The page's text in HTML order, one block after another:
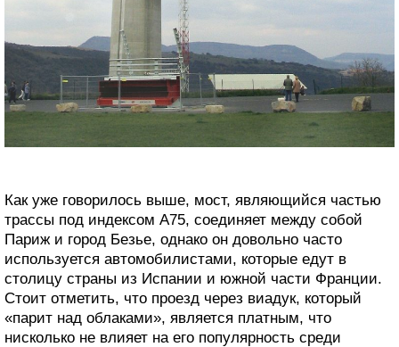
Как уже говорилось выше, мост, являющийся частью
трассы под индексом А75, соединяет между собой
Париж и город Безье, однако он довольно часто
используется автомобилистами, которые едут в
столицу страны из Испании и южной части Франции.
Стоит отметить, что проезд через виадук, который
«парит над облаками», является платным, что
нисколько не влияет на его популярность среди